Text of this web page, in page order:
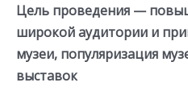
Цель проведения —
широкой аудитории и
музеи, популяризация
выставок